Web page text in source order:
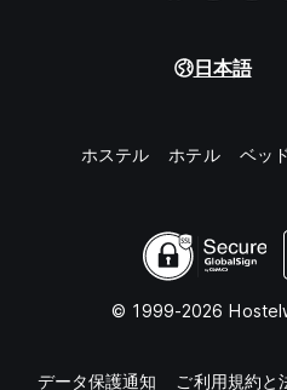
日本語
ホステル ホテル ベッ
© 1999-2026
データ保護通知 ご利用規約と